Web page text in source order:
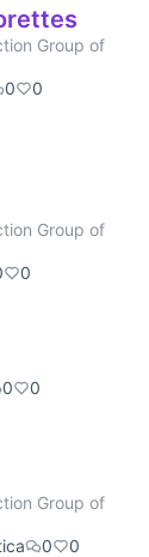
Group of
0 0
Group of
0
0 0
Group of
0 0